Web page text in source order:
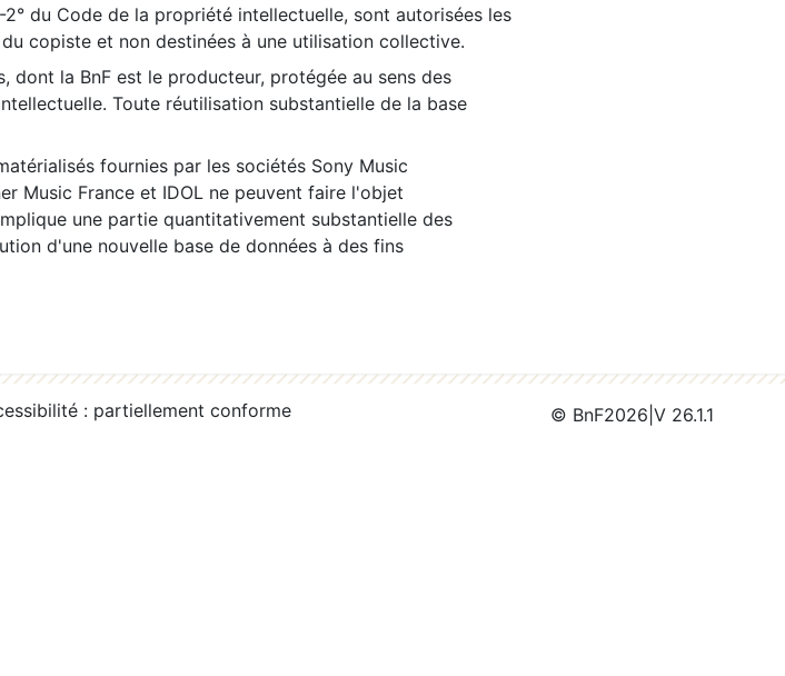
du Code de la propriété intellectuelle, sont autorisées les
copiste et non destinées à une utilisation collective.
dont la BnF est le producteur, protégée au sens des
Toute réutilisation substantielle de la base
fournies par les sociétés Sony Music
Music France et IDOL ne peuvent faire l'objet
une partie quantitativement substantielle des
d'une nouvelle base de données à des fins
: partiellement conforme © BnF2026 V 26.1.1